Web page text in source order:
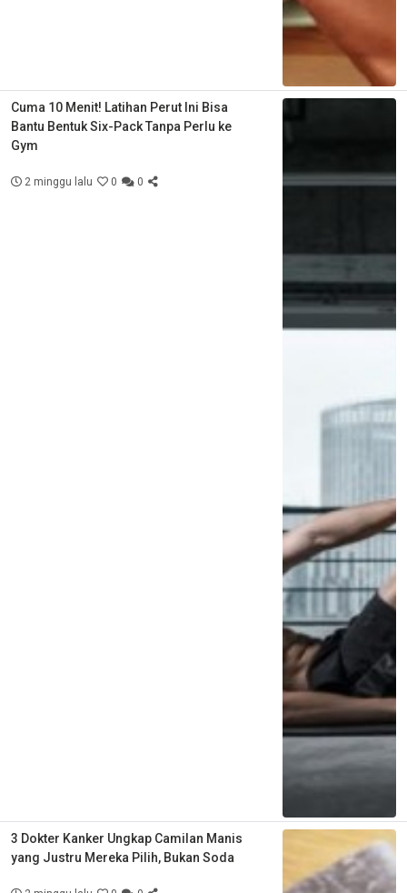
Cuma 10 Menit! Latihan Perut Ini Bisa
Bantu Bentuk Six-Pack Tanpa Perlu ke
Gym
2 minggu lalu 0 0
3 Dokter Kanker Ungkap Camilan Manis
yang Justru Mereka Pilih, Bukan Soda